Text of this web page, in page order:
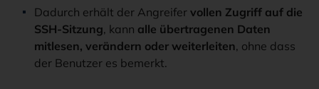
Dadurch erhält der Angreifer vollen Zugriff auf die
SSH-Sitzung, kann alle übertragenen Daten
mitlesen, verändern oder weiterleiten, ohne dass
der Benutzer es bemerkt.